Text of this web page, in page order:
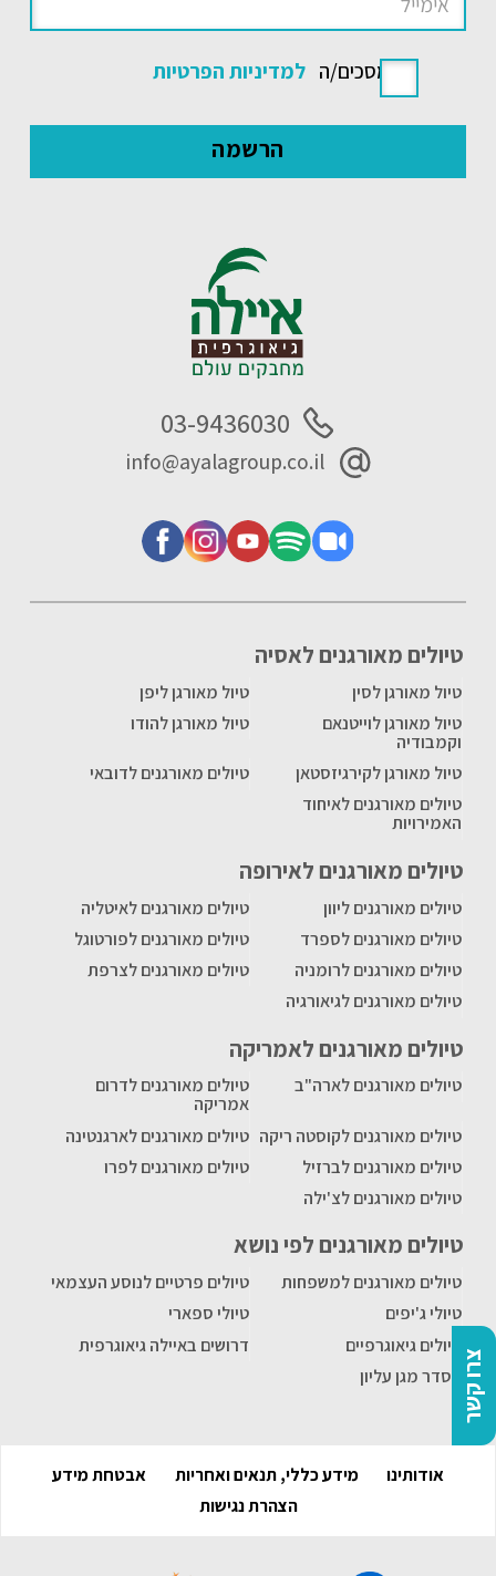
צרו קשר
אני מסכים/ה למדיניות הפרטיות
טיולים מאורגנים לאסיה
טיול מאורגן לסין
טיול מאורגן ליפן
טיול מאורגן לוייטנאם
וקמבודיה
טיול מאורגן להודו
טיול מאורגן לקירגיזסטאן
טיולים מאורגנים לדובאי
טיולים מאורגנים לאיחוד
האמירויות
טיולים מאורגנים לאירופה
טיולים מאורגנים ליוון
טיולים מאורגנים לאיטליה
טיולים מאורגנים לספרד
טיולים מאורגנים לפורטוגל
טיולים מאורגנים לרומניה
טיולים מאורגנים לצרפת
טיולים מאורגנים לגיאורגיה
טיולים מאורגנים לאמריקה
טיולים מאורגנים לארה"ב
טיולים מאורגנים לדרום
אמריקה
טיולים מאורגנים לקוסטה ריקה טיולים מאורגנים לארגנטינה
טיולים מאורגנים לברזיל
טיולים מאורגנים לפרו
טיולים מאורגנים לצ'ילה
טיולים מאורגנים לפי נושא
טיולים מאורגנים למשפחות
טיולים פרטיים לנוסע העצמאי
טיולי ג'יפים
טיולי ספארי
טיולים גיאוגרפיים
דרושים באיילה גיאוגרפית
הסדר מגן עליון
03-9436030
info@ayalagroup.co.il
אודותינו מידע כללי, תנאים ואחריות
אבטחת מידע
הצהרת נגישות